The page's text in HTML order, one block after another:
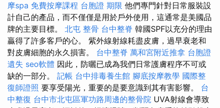
摩spa 免費按摩課程 台胞證 期限 他們專門針對日常服裝設
計自己的產品，而不僅僅是用於戶外使用，這通常是美國品
牌的主要目標。 北屯 整骨 台中整脊 韓國SPF以充分的理由
贏得了許多客戶的心。 紫外線射線耗盡皮膚，過早衰老和
對皮膚細胞的永久損害。 台中整脊 萬和宮附近推拿 台胞證
遺失 seo軟體 因此，防曬已成為我們日常護膚程序不可或
缺的一部分。 記帳 台中排毒養生館 腳底按摩教學 國際整
復師證照 要享受陽光，重要的是要意識到其有害影響。 台
中整復 台中市北屯區軍功路周邊的整骨院 UVA射線會導致